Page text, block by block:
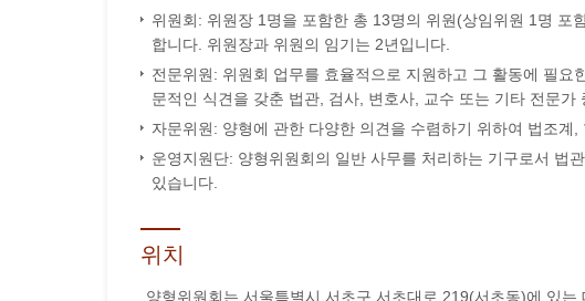
위원회: 위원장 1명을 포함한 총 13명의 위원(상임위원 1명
합니다. 위원장과 위원의 임기는 2년입니다.
전문위원: 위원회 업무를 효율적으로 지원하고 그 활동에 필
문적인 식견을 갖춘 법관, 검사, 변호사, 교수 또는 기타 전문가
자문위원: 양형에 관한 다양한 의견을 수렴하기 위하여 법조
운영지원단: 양형위원회의 일반 사무를 처리하는 기구로서 법
있습니다.
위치
양형위원회는 서울특별시 서초구 서초대로 219(서초동)에 있는